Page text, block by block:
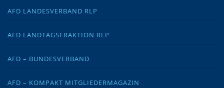
AFD LANDESVERBAND RLP
AFD LANDTAGSFRAKTION RLP
AFD – BUNDESVERBAND
AFD – KOMPAKT MITGLIEDERMAGAZIN